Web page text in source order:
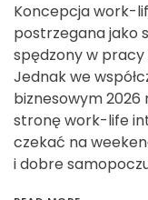
Koncepcja work-
postrzegana jako
spędzony w
Jednak we
biznesowym 2026
stronę work-life
czekać na
i dobre